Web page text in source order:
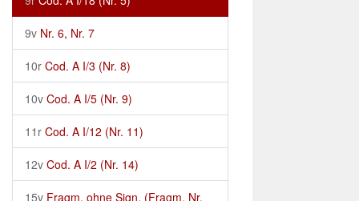
9v Nr. 6, Nr. 7
10r Cod. A I/3 (Nr. 8)
10v Cod. A I/5 (Nr. 9)
11r Cod. A I/12 (Nr. 11)
12v Cod. A I/2 (Nr. 14)
15v Fragm. ohne Sign. (Fragm. Nr.